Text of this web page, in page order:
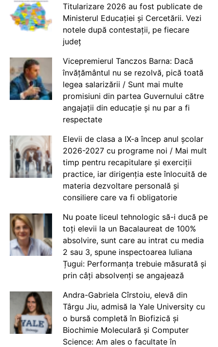
Titularizare 2026 au fost publicate de
Ministerul Educației și Cercetării. Vezi
notele după contestații, pe fiecare
județ
Vicepremierul Tanczos Barna: Dacă
învățământul nu se rezolvă, pică toată
legea salarizării / Sunt mai multe
promisiuni din partea Guvernului către
angajații din educație și nu par a fi
respectate
Elevii de clasa a IX-a încep anul școlar
2026-2027 cu programe noi / Mai mult
timp pentru recapitulare și exerciții
practice, iar dirigenția este înlocuită de
materia dezvoltare personală și
consiliere care va fi obligatorie
Nu poate liceul tehnologic să-i ducă pe
toți elevii la un Bacalaureat de 100%
absolvire, sunt care au intrat cu media
2 sau 3, spune inspectoarea Iuliana
Țugui: Performanța trebuie măsurată și
prin câți absolvenți se angajează
Andra-Gabriela Cîrstoiu, elevă din
Târgu Jiu, admisă la Yale University cu
o bursă completă în Biofizică și
Biochimie Moleculară și Computer
Science: Am ales o facultate în